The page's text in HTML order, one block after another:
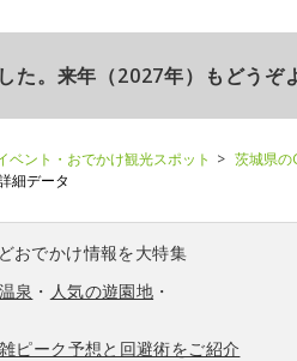
た。来年（2027年）もどうぞ
ベント・おでかけ観光スポット
茨城県の
細データ
おでかけ情報を大特集
泉 ・ 人気の遊園地 ・
ピーク予想と回避術をご紹介